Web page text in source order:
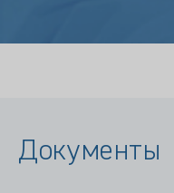
Документы